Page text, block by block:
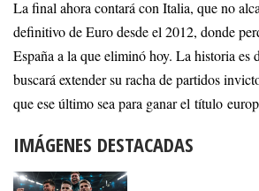
La final ahora contará con Italia, que no
definitivo de Euro desde el 2012, donde
España a la que eliminó hoy. La historia es
buscará extender su racha de partidos
que ese último sea para ganar el título
IMÁGENES DESTACADAS